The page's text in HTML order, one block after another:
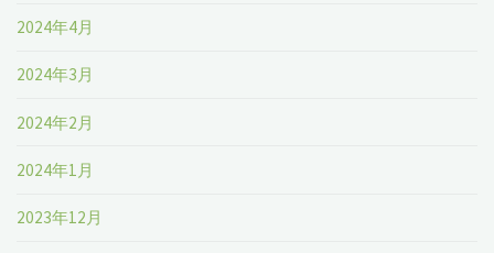
2024年4月
2024年3月
2024年2月
2024年1月
2023年12月